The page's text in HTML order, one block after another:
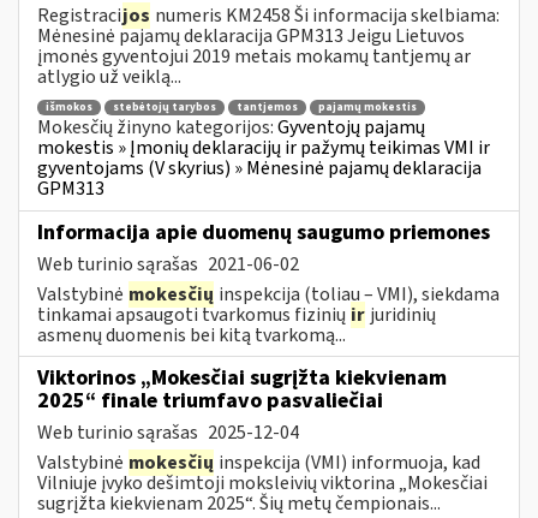
Registracijos numeris KM2458 Ši informacija skelbiama:
Mėnesinė pajamų deklaracija GPM313 Jeigu Lietuvos
įmonės gyventojui 2019 metais mokamų tantjemų ar
atlygio už veiklą...
išmokos stebėtojų tarybos tantjemos pajamų mokestis
Mokesčių žinyno kategorijos:Gyventojų pajamų
mokestis » Įmonių deklaracijų ir pažymų teikimas VMI ir
gyventojams (V skyrius) » Mėnesinė pajamų deklaracija
GPM313
Informacija apie duomenų saugumo priemones
Web turinio sąrašas 2021-06-02
Valstybinė mokesčių inspekcija (toliau – VMI), siekdama
tinkamai apsaugoti tvarkomus fizinių ir juridinių
asmenų duomenis bei kitą tvarkomą...
Viktorinos „Mokesčiai sugrįžta kiekvienam
2025“ finale triumfavo pasvaliečiai
Web turinio sąrašas 2025-12-04
Valstybinė mokesčių inspekcija (VMI) informuoja, kad
Vilniuje įvyko dešimtoji moksleivių viktorina „Mokesčiai
sugrįžta kiekvienam 2025“. Šių metų čempionais...